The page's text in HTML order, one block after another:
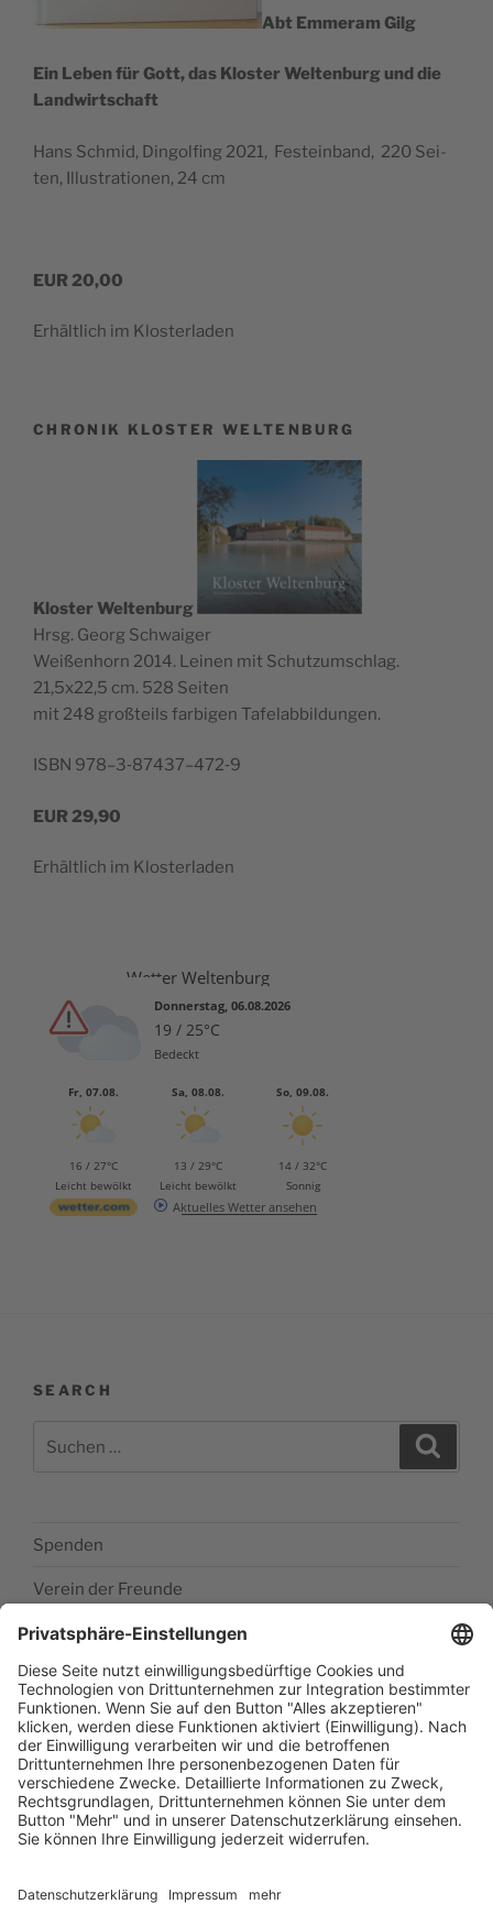
Abt Emmer­am Gilg
Ein Leben für Gott, das Klos­ter Wel­ten­burg und die
Landwirtschaft
Hans Schmid, Din­gol­fing 2021, Fest­ein­band, 220 Sei­
ten, Illus­tra­tio­nen, 24 cm
EUR 20,00
Erhält­lich im Klosterladen
CHRONIK KLOSTER WELTENBURG
Klos­ter Wel­ten­burg
Hrsg. Georg Schwaiger
Wei­ßen­horn 2014. Lei­nen mit Schutz­um­schlag.
21,5x22,5 cm. 528 Seiten
mit 248 groß­teils far­bi­gen Tafelabbildungen.
ISBN 978–3‑87437–472‑9
EUR 29,90
Erhält­lich im Klosterladen
Wetter Weltenburg
Donnerstag, 06.08.2026
19 / 25°C
Bedeckt
Fr, 07.08.
16 / 27°C
Leicht bewölkt
Sa, 08.08.
13 / 29°C
Leicht bewölkt
So, 09.08.
14 / 32°C
Sonnig
Aktuelles Wetter ansehen
SEARCH
Spenden
Verein der Freunde
Impressum
Barrierefreiheitserklärung
Datenschutzerklärung
Newsletter abonieren